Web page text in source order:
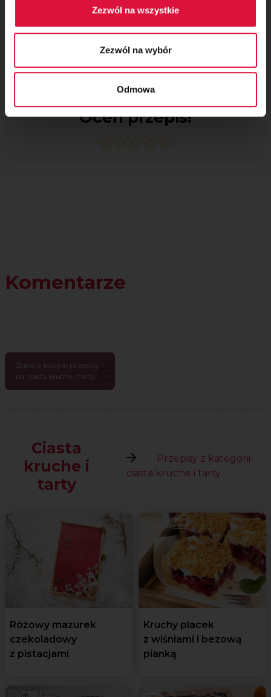
Zezwól na wszystkie
Zezwól na wybór
Odmowa
Oceń przepis!
Komentarze
Zobacz kolejne przepisy
na ciasta kruche i tarty
Ciasta
kruche i
tarty
Przepisy z kategorii
ciasta kruche i tarty
Różowy mazurek
czekoladowy
z pistacjami
Kruchy placek
z wiśniami i bezową
pianką